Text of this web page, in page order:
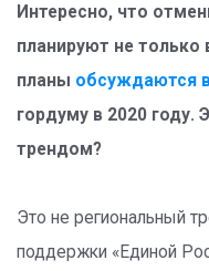
Интересно, что
планируют не
планы обсуждаются
гордуму в 2020 году.
трендом?
Это не региональный
поддержки «Единой